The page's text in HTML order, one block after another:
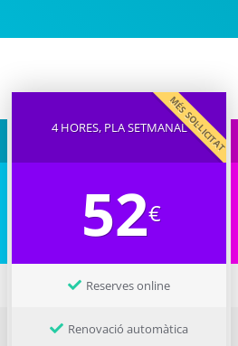
MÉS SOL·LICITAT
4 HORES, PLA SETMANAL
52€
Reserves online
Renovació automàtica